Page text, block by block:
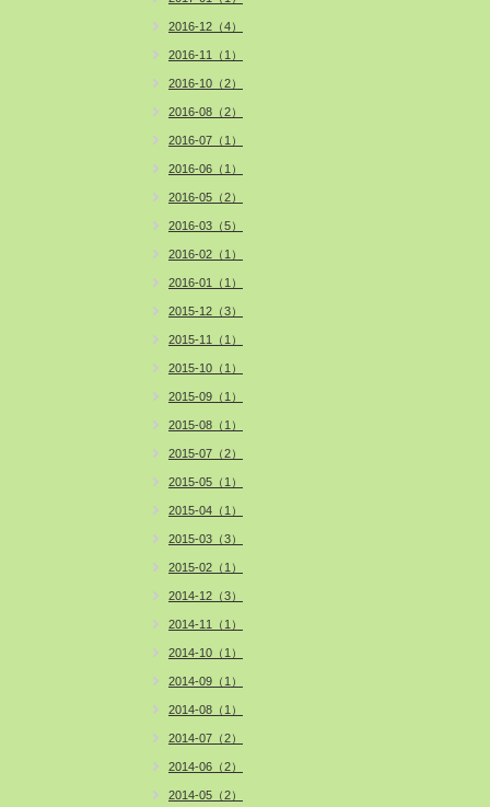
2016-12（4）
2016-11（1）
2016-10（2）
2016-08（2）
2016-07（1）
2016-06（1）
2016-05（2）
2016-03（5）
2016-02（1）
2016-01（1）
2015-12（3）
2015-11（1）
2015-10（1）
2015-09（1）
2015-08（1）
2015-07（2）
2015-05（1）
2015-04（1）
2015-03（3）
2015-02（1）
2014-12（3）
2014-11（1）
2014-10（1）
2014-09（1）
2014-08（1）
2014-07（2）
2014-06（2）
2014-05（2）